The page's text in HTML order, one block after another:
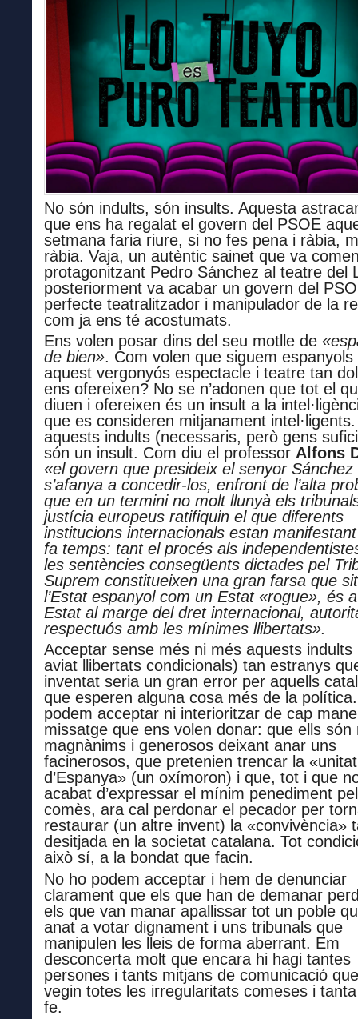
No són indults, són insults. Aquesta
que ens ha regalat el govern del PSOE
setmana faria riure, si no fes pena i ràbia,
ràbia. Vaja, un autèntic sainet que va
protagonitzant Pedro Sánchez al teatre del
posteriorment va acabar un govern del
perfecte teatralitzador i manipulador de la
com ja ens té acostumats.
Ens volen posar dins del seu motlle de
de bien». Com volen que siguem espanyols
aquest vergonyós espectacle i teatre tan
ens ofereixen? No se n’adonen que tot el
diuen i ofereixen és un insult a la
que es consideren mitjanament
aquests indults (necessaris, però gens
són un insult. Com diu el professor Alfons
«el govern que presideix el senyor Sánchez
s’afanya a concedir-los, enfront de l’alta
que en un termini no molt llunyà els
justícia europeus ratifiquin el que diferents
institucions internacionals estan
fa temps: tant el procés als
les sentències consegüents dictades pel
Suprem constitueixen una gran farsa que
l’Estat espanyol com un Estat «rogue», és
Estat al marge del dret internacional,
respectuós amb les mínimes llibertats».
Acceptar sense més ni més aquests indults
aviat llibertats condicionals) tan estranys
inventat seria un gran error per aquells
que esperen alguna cosa més de la
podem acceptar ni interioritzar de cap
missatge que ens volen donar: que ells són
magnànims i generosos deixant anar uns
facinerosos, que pretenien trencar la «unitat
d’Espanya» (un oxímoron) i que, tot i que
acabat d’expressar el mínim penediment
comès, ara cal perdonar el pecador per
restaurar (un altre invent) la «convivència»
desitjada en la societat catalana. Tot
això sí, a la bondat que facin.
No ho podem acceptar i hem de denunciar
clarament que els que han de demanar
els que van manar apallissar tot un poble
anat a votar dignament i uns tribunals que
manipulen les lleis de forma aberrant. Em
desconcerta molt que encara hi hagi tantes
persones i tants mitjans de comunicació
vegin totes les irregularitats comeses i
fe.